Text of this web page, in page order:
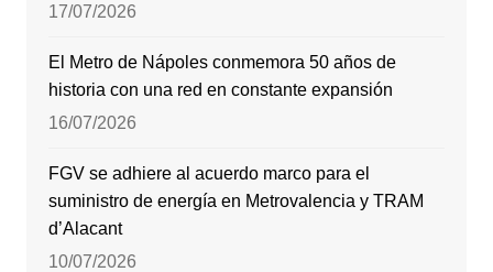
17/07/2026
El Metro de Nápoles conmemora 50 años de
historia con una red en constante expansión
16/07/2026
FGV se adhiere al acuerdo marco para el
suministro de energía en Metrovalencia y TRAM
d’Alacant
10/07/2026